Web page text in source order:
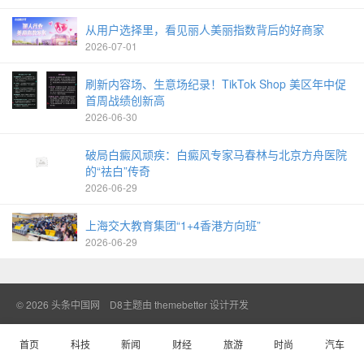
从用户选择里，看见丽人美丽指数背后的好商家
2026-07-01
刷新内容场、生意场纪录！TikTok Shop 美区年中促
首周战绩创新高
2026-06-30
破局白癜风顽疾：白癜风专家马春林与北京方舟医院
的“祛白”传奇
2026-06-29
上海交大教育集团“1+4香港方向班”
2026-06-29
© 2026 头条中国网 D8主题由 themebetter设计开发
首页 科技 新闻 财经 旅游 时尚 汽车